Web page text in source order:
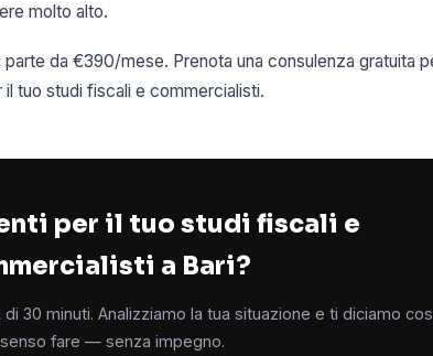
molto alto.
da €390/mese. Prenota una consulenza gratuita
tuo studi fiscali e commercialisti.
per il tuo studi fiscali e
a Bari?
30 minuti. Analizziamo la tua situazione e ti diciamo
fare — senza impegno.